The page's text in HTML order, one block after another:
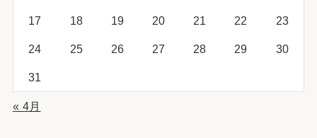
17 18 19 20 21 22 23
24 25 26 27 28 29 30
31
« 4月